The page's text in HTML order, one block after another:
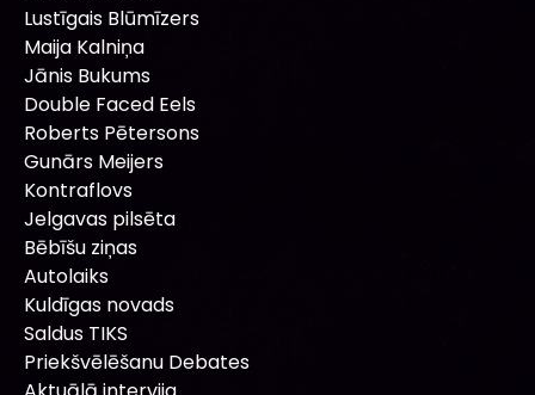
Lustīgais Blūmīzers
Maija Kalniņa
Jānis Bukums
Double Faced Eels
Roberts Pētersons
Gunārs Meijers
Kontraflovs
Jelgavas pilsēta
Bēbīšu ziņas
Autolaiks
Kuldīgas novads
Saldus TIKS
Priekšvēlēšanu Debates